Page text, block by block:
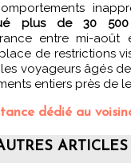
plus de 30 500
entre mi-août
de restrictions
voyageurs âgés
entiers près de
dédié au
ARTICLES